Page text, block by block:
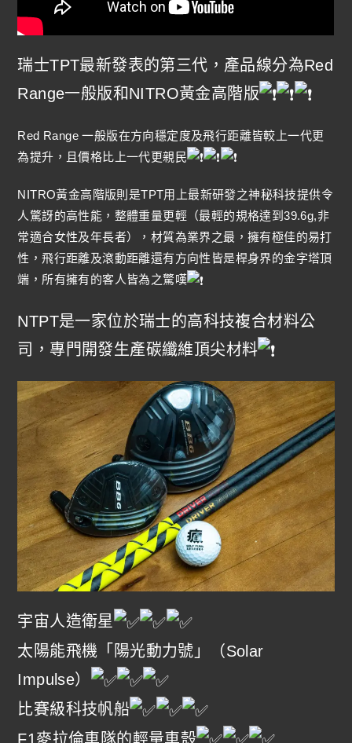
瑞士TPT最新發表的第三代，產品線分為Red
Range一般版和NITRO黃金高階版
Red Range 一般版在方向穩定度及飛行距離皆較上一代更
為提升，且價格比上一代更親民
NITRO黃金高階版則是TPT用上最新研發之神秘科技提供令
人驚訝的高性能，整體重量更輕（最輕的規格達到39.6g,非
常適合女性及年長者），材質為業界之最，擁有極佳的易打
性，飛行距離及滾動距離還有方向性皆是桿身界的金字塔頂
端，所有擁有的客人皆為之驚嘆
NTPT是一家位於瑞士的高科技複合材料公
司，專門開發生產碳纖維頂尖材料
宇宙人造衛星
太陽能飛機「陽光動力號」（Solar
Impulse）
比賽級科技帆船
F1麥拉倫車隊的輕量車殼